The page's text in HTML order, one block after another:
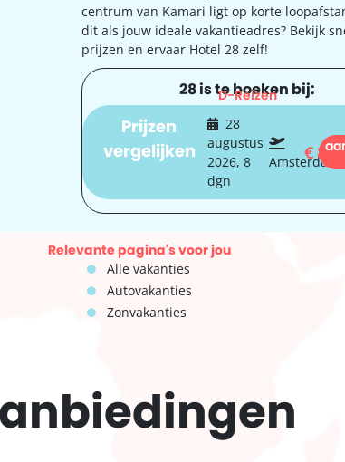
centrum van Kamari ligt op korte
dit als jouw ideale vakantieadres? Bekijk
prijzen en ervaar Hotel 28 zelf!
28 is te boeken bij:
D-Reizen
Prijzen
vergelijken
28
augustus
2026, 8
dgn
Amsterdam
€840
Relevante pagina's voor jou
Alle vakanties
Autovakanties
Zonvakanties